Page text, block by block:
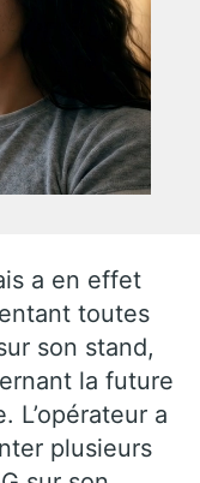
a en effet
toutes
son stand,
la future
L’opérateur a
plusieurs